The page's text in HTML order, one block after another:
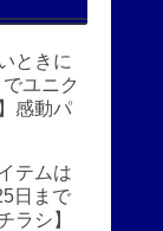
ときに
ユニク
感動パ
テムは
日まで
ラシ】